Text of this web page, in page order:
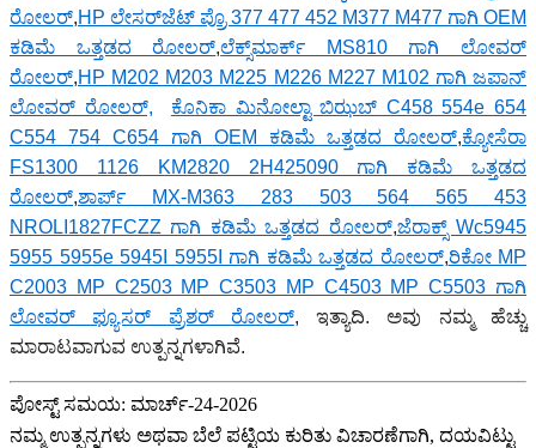
ರೋಲರ್,HP ಲೇಸರ್‌ಜೆಟ್ ಪ್ರೊ 377 477 452 M377 M477 ಗಾಗಿ OEM
ಕಡಿಮೆ ಒತ್ತಡದ ರೋಲರ್,ಲೆಕ್ಸ್‌ಮಾರ್ಕ್ MS810 ಗಾಗಿ ಲೋವರ್
ರೋಲರ್,HP M202 M203 M225 M226 M227 M102 ಗಾಗಿ ಜಪಾನ್
ಲೋವರ್ ರೋಲರ್,
ಕೊನಿಕಾ ಮಿನೋಲ್ಟಾ ಬಿಝಬ್ C458 554e 654
C554 754 C654 ಗಾಗಿ OEM ಕಡಿಮೆ ಒತ್ತಡದ ರೋಲರ್,ಕ್ಯೋಸೆರಾ
FS1300 1126 KM2820 2H425090 ಗಾಗಿ ಕಡಿಮೆ ಒತ್ತಡದ
ರೋಲರ್,ಶಾರ್ಪ್ MX-M363 283 503 564 565 453
NROLI1827FCZZ ಗಾಗಿ ಕಡಿಮೆ ಒತ್ತಡದ ರೋಲರ್,ಜೆರಾಕ್ಸ್ Wc5945
5955 5955e 5945I 5955I ಗಾಗಿ ಕಡಿಮೆ ಒತ್ತಡದ ರೋಲರ್,ರಿಕೋ MP
C2003 MP C2503 MP C3503 MP C4503 MP C5503 ಗಾಗಿ
ಲೋವರ್ ಫ್ಯೂಸರ್ ಪ್ರೆಶರ್ ರೋಲರ್, ಇತ್ಯಾದಿ. ಅವು ನಮ್ಮ ಹೆಚ್ಚು
ಮಾರಾಟವಾಗುವ ಉತ್ಪನ್ನಗಳಾಗಿವೆ.
ಪೋಸ್ಟ್ ಸಮಯ: ಮಾರ್ಚ್-24-2026
ನಮ್ಮ ಉತ್ಪನ್ನಗಳು ಅಥವಾ ಬೆಲೆ ಪಟ್ಟಿಯ ಕುರಿತು ವಿಚಾರಣೆಗಾಗಿ, ದಯವಿಟ್ಟು